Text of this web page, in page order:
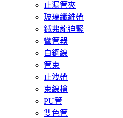
止漏管夾
玻璃纖維帶
鐵弗龍迫緊
彎管器
白鋼線
管束
止洩帶
束線槍
PU管
雙色管